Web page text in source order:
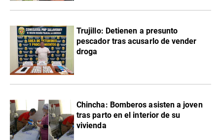
Trujillo: Detienen a presunto
pescador tras acusarlo de vender
droga
Chincha: Bomberos asisten a joven
tras parto en el interior de su
vivienda